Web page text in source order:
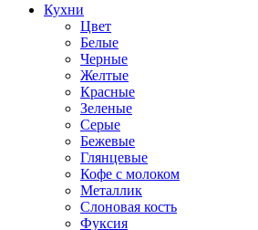
Кухни
Цвет
Белые
Черные
Желтые
Красные
Зеленые
Серые
Бежевые
Глянцевые
Кофе с молоком
Металлик
Слоновая кость
Фуксия